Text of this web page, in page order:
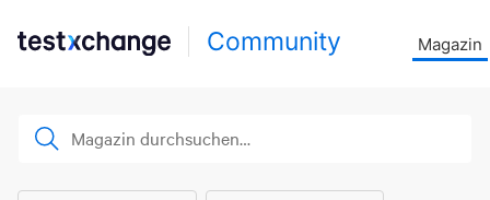
Community Magazin